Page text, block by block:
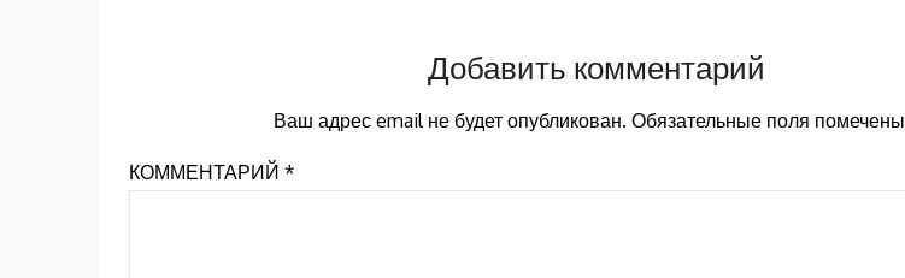
Добавить комментарий
Ваш адрес email не будет опубликован. Обязательные поля помечены
КОММЕНТАРИЙ *